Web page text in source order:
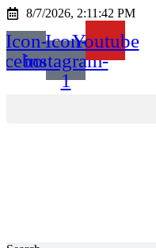
Ir
conteúdo
8/7/2026, 2:11:42 PM
Icon-Icon-
instagram-
1
Youtube